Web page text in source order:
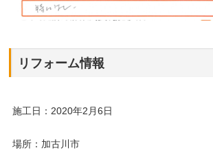
リフォーム情報
施工日：2020年2月6日
場所：加古川市